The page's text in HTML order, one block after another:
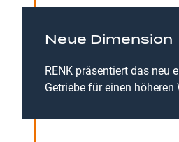
Neue Dimension
RENK präsentiert das neu
Getriebe für einen höheren